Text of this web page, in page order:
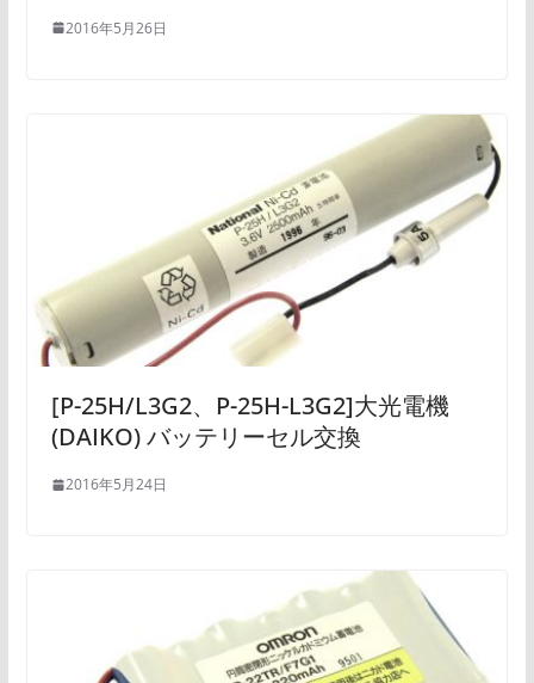
2016年5月26日
[P-25H/L3G2、P-25H-L3G2]大光電機
(DAIKO) バッテリーセル交換
2016年5月24日